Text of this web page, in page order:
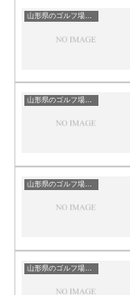
山形県のゴルフ場一覧｜距離が長い・広いゴルフ場ランキング
山形県のゴルフ場一覧｜距離が長い・広いゴルフ場ランキング
山形県のゴルフ場一覧｜距離が長い・広いゴルフ場ランキング
山形県のゴルフ場一覧｜距離が長い・広いゴルフ場ランキング